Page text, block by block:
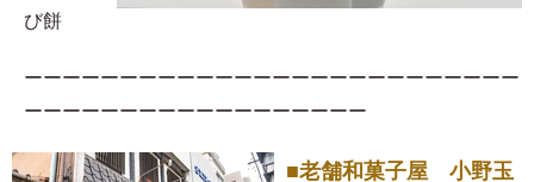
び餅
ーーーーーーーーーーーーーーーーーーーーーーーーーー
ーーーーーーーーーーーーーーーーーー
■老舗和菓子屋 小野玉